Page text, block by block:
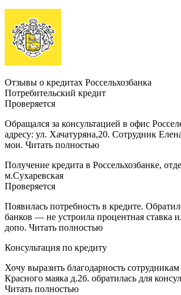
Отзывы о кредитах Россельхозбанка
Потребительский кредит
Проверяется
Обращался за консультацией в офис
адресу: ул. Хачатуряна,20. Сотрудник
мои. Читать полностью
Получение кредита в Россельхозбанке,
м.Сухаревская
Проверяется
Появилась потребность в кредите.
банков — не устроила процентная ставка
допо. Читать полностью
Консультация по кредиту
Хочу выразить благодарность
Красного маяка д.2б. обратилась для
Читать полностью